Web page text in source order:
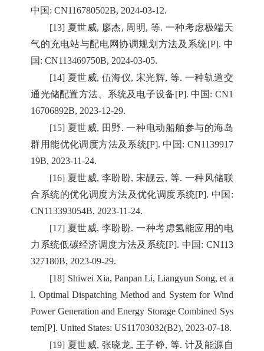
中国: CN116780502B, 2024-03-12.
[13] 夏世威, 廖杰, 周明, 等. 一种考虑极端天
气的充电站与配电网协调规划方法及系统[P]. 中
国: CN113469750B, 2024-03-05.
[14] 夏世威, 伍海仪, 宋光辉, 等. 一种轨道交
通光储配置方法、系统及电子设备[P]. 中国: CN1
16706892B, 2023-12-29.
[15] 夏世威, 田野. 一种电动船舶参与的海岛
群用能优化调度方法及系统[P]. 中国: CN1139917
19B, 2023-11-24.
[16] 夏世威, 李盼盼, 宋靓云, 等. 一种风储联
合系统的优化调度方法及优化调度系统[P]. 中国:
CN113393054B, 2023-11-24.
[17] 夏世威, 李盼盼. 一种考虑氢能应用的电
力系统低碳经济调度方法及系统[P]. 中国: CN113
327180B, 2023-09-29.
[18] Shiwei Xia, Panpan Li, Liangyun Song, et a
l. Optimal Dispatching Method and System for Wind
Power Generation and Energy Storage Combined Sys
tem[P]. United States: US11703032(B2), 2023-07-18.
[19] 夏世威, 张晓龙, 王子铮, 等. 计及能源自